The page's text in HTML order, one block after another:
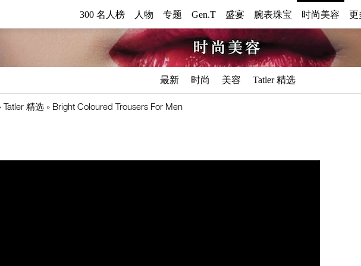
300 名人榜 人物 专题 Gen.T 盛宴 腕表珠宝 时尚美容
时
最新 时尚 美容 Tatler 精选
Tatler 精选 Bright Coloured Trousers For Men